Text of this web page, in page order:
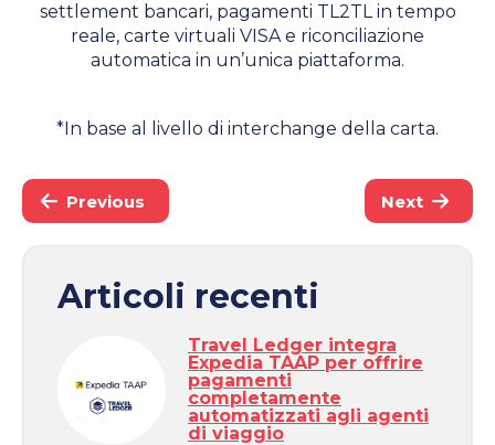
settlement bancari, pagamenti TL2TL in tempo
reale, carte virtuali VISA e riconciliazione
automatica in un’unica piattaforma.
*In base al livello di interchange della carta.
Previous Next
Articoli recenti
Travel Ledger integra
Expedia TAAP per offrire
pagamenti
completamente
automatizzati agli agenti
di viaggio